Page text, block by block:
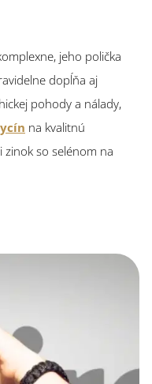
jeho polička
dopĺňa aj
pohody a nálady,
na kvalitnú
zinok so selénom na